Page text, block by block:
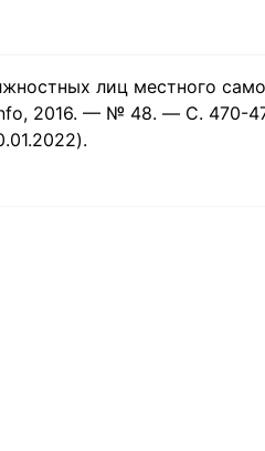
лиц местного
2016. — № 48. — С. 470-